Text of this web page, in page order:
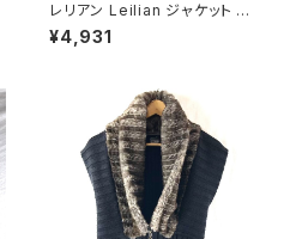
レリアン Leilian ジャケット 肩
パッド 黄色 金色 13+サイズ 90
0590
¥4,931